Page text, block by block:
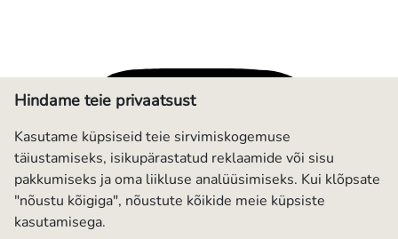
Hindame teie privaatsust
Kasutame küpsiseid teie sirvimiskogemuse
täiustamiseks, isikupärastatud reklaamide või sisu
pakkumiseks ja oma liikluse analüüsimiseks. Kui klõpsate
"nõustu kõigiga", nõustute kõikide meie küpsiste
kasutamisega.